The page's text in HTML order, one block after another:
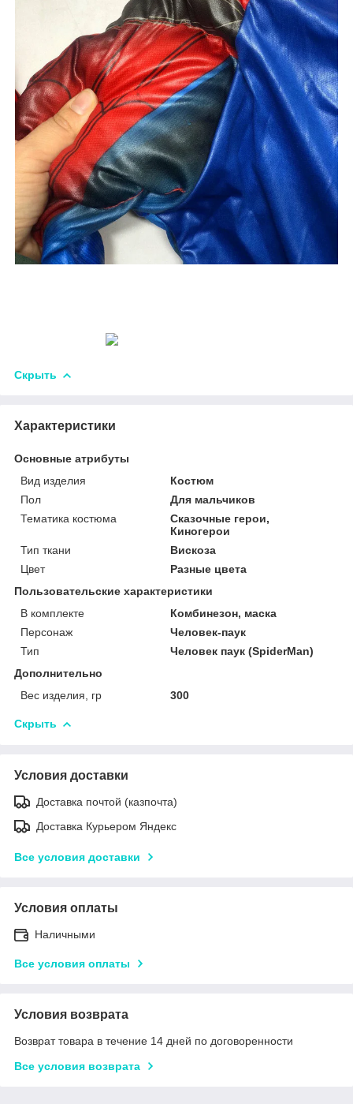
Скрыть
Характеристики
Основные атрибуты
Вид изделия
Костюм
Пол
Для мальчиков
Тематика костюма
Сказочные герои,
Киногерои
Тип ткани
Вискоза
Цвет
Разные цвета
Пользовательские характеристики
В комплекте
Комбинезон, маска
Персонаж
Человек-паук
Тип
Человек паук (SpiderMan)
Дополнительно
Вес изделия, гр
300
Скрыть
Условия доставки
Доставка почтой (казпочта)
Доставка Курьером Яндекс
Все условия доставки
Условия оплаты
Наличными
Все условия оплаты
Условия возврата
Возврат товара в течение 14 дней по договоренности
Все условия возврата